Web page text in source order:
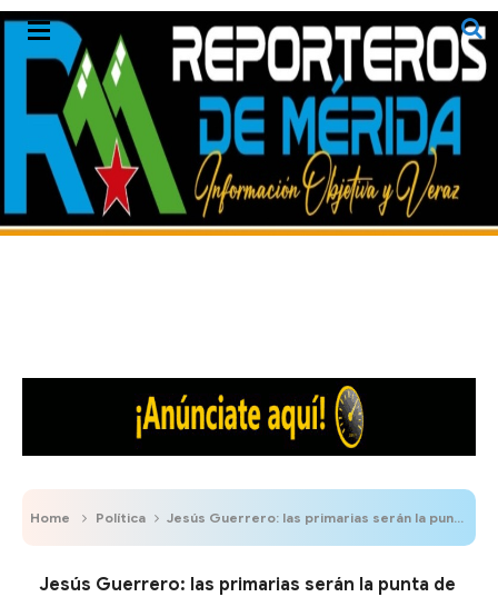
Home Política Jesús Guerrero: las primarias serán la punta de lanza para el cambio de Venezuela
Jesús Guerrero: las primarias serán la punta de